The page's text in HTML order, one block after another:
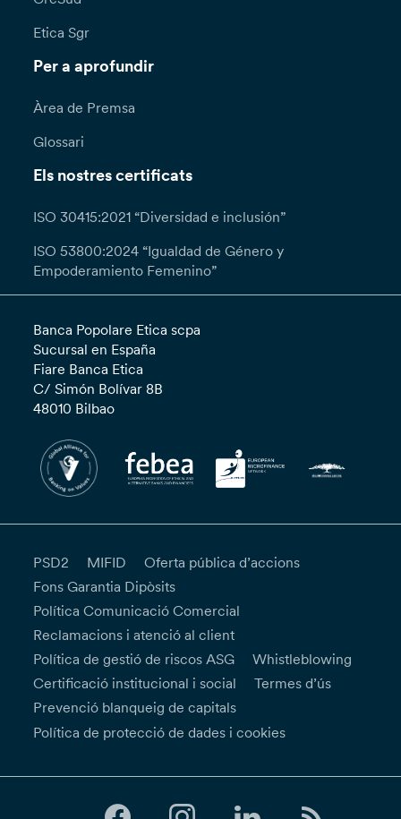
Etica Sgr
Per a aprofundir
Àrea de Premsa
Glossari
Els nostres certificats
ISO 30415:2021 “Diversidad e inclusión”
ISO 53800:2024 “Igualdad de Género y
Empoderamiento Femenino”
Banca Popolare Etica scpa
Sucursal en España
Fiare Banca Etica
C/ Simón Bolívar 8B
48010 Bilbao
PSD2 MIFID
Oferta pública d’accions
Fons Garantia Dipòsits
Política Comunicació Comercial
Reclamacions i atenció al client
Política de gestió de riscos ASG
Whistleblowing
Certificació institucional i social
Termes d’ús
Prevenció blanqueig de capitals
Política de protecció de dades i cookies